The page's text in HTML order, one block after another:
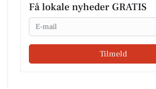
Få lokale nyheder GRATIS
Email
Tilmeld